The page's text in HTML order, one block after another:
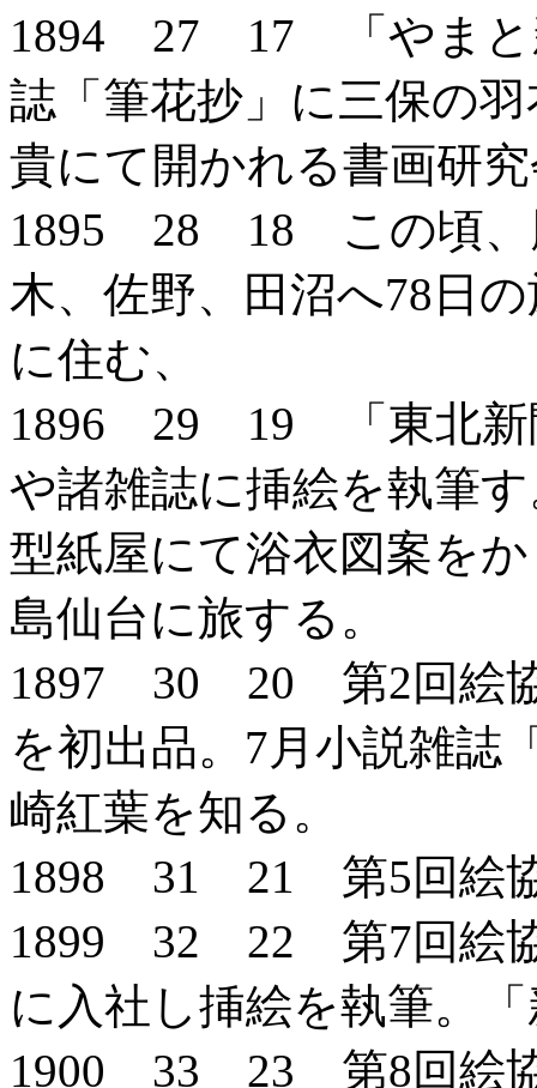
1894 27 17 「やまと
誌「筆花抄」に三保の
貴にて開かれる書画研
1895 28 18 この頃、
木、佐野、田沼へ78日
に住む、
1896 29 19 「東北新
や諸雑誌に挿絵を執筆
型紙屋にて浴衣図案を
島仙台に旅する。
1897 30 20 第2回絵協
を初出品。7月小説雑誌
崎紅葉を知る。
1898 31 21 第5回絵
1899 32 22 第7回絵協
に入社し挿絵を執筆。
1900 33 23 第8回絵協